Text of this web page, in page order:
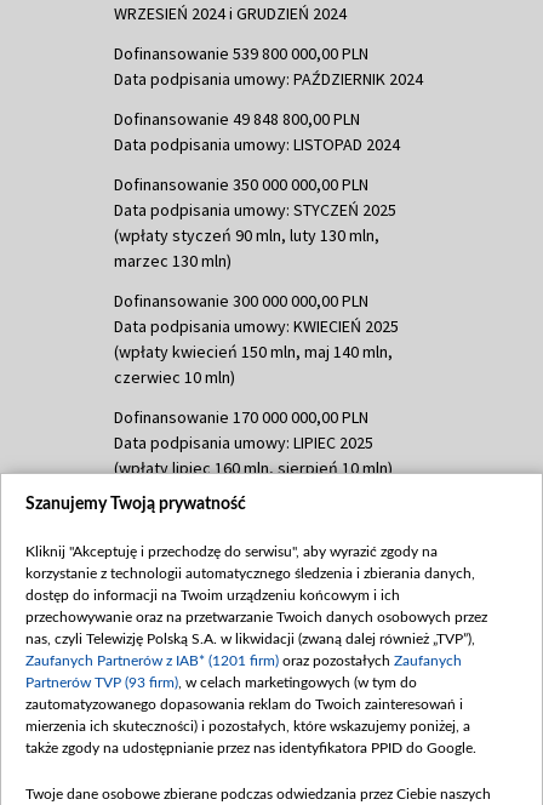
WRZESIEŃ 2024 i GRUDZIEŃ 2024
Dofinansowanie 539 800 000,00 PLN
Data podpisania umowy: PAŹDZIERNIK 2024
Dofinansowanie 49 848 800,00 PLN
Data podpisania umowy: LISTOPAD 2024
Dofinansowanie 350 000 000,00 PLN
Data podpisania umowy: STYCZEŃ 2025
(wpłaty styczeń 90 mln, luty 130 mln,
marzec 130 mln)
Dofinansowanie 300 000 000,00 PLN
Data podpisania umowy: KWIECIEŃ 2025
(wpłaty kwiecień 150 mln, maj 140 mln,
czerwiec 10 mln)
Dofinansowanie 170 000 000,00 PLN
Data podpisania umowy: LIPIEC 2025
(wpłaty lipiec 160 mln, sierpień 10 mln)
Dofinansowanie 60 000 000,00 PLN
(wpłata wrzesień 60 mln)
Dofinansowanie 635 783 051,21 PLN
Data podpisania umowy: WRZESIEŃ 2025
(wpłata wrzesień 100 mln, październik 350
mln, listopad 265 mln)
Dofinansowanie 48 862 000,00 PLN
Data podpisania umowy: GRUDZIEŃ 2025
Szanujemy Twoją prywatność
Kliknij "Akceptuję i przechodzę do serwisu", aby wyrazić zgody na
korzystanie z technologii automatycznego śledzenia i zbierania danych,
dostęp do informacji na Twoim urządzeniu końcowym i ich
przechowywanie oraz na przetwarzanie Twoich danych osobowych przez
nas, czyli Telewizję Polską S.A. w likwidacji (zwaną dalej również „TVP”),
Zaufanych Partnerów z IAB* (1201 firm) oraz pozostałych Zaufanych
Partnerów TVP (93 firm) , w celach marketingowych (w tym do
zautomatyzowanego dopasowania reklam do Twoich zainteresowań i
mierzenia ich skuteczności) i pozostałych, które wskazujemy poniżej, a
także zgody na udostępnianie przez nas identyfikatora PPID do Google.
Twoje dane osobowe zbierane podczas odwiedzania przez Ciebie naszych